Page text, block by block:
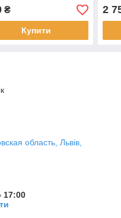
₴
Купити
2
область, Львів,
17:00